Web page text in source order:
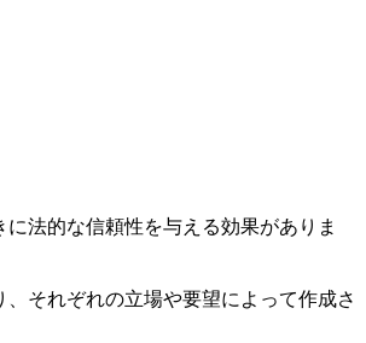
法的な信頼性を与える効果がありま
それぞれの立場や要望によって作成さ